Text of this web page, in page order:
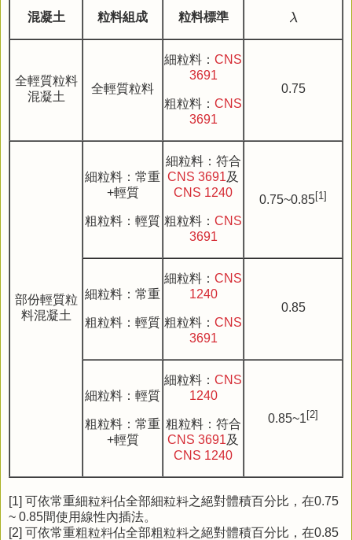
混凝土 粒料組成 粒料標準 λ
λ
全輕質粒料
混凝土
全輕質粒料
細粒料： CNS
3691
粗粒料： CNS
3691
0.75
部份輕質粒
料混凝土
細粒料：常重
+輕質
粗粒料：輕質
細粒料：符合
CNS 3691及
CNS 1240
粗粒料： CNS
3691
0.75~0.85[1]
細粒料：常重
粗粒料：輕質
細粒料： CNS
1240
粗粒料： CNS
3691
0.85
細粒料：輕質
粗粒料：常重
+輕質
細粒料： CNS
1240
粗粒料：符合
CNS 3691及
CNS 1240
0.85~1[2]
[1] 可依常重細粒料佔全部細粒料之絕對體積百分比，在0.75
~ 0.85間使用線性內插法。
[2] 可依常重粗粒料佔全部粗粒料之絕對體積百分比，在0.85